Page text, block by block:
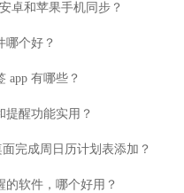
卓和苹果手机同步？
哪个好？
app 有哪些？
提醒功能实用？
完成周日历计划表添加？
的软件，哪个好用？